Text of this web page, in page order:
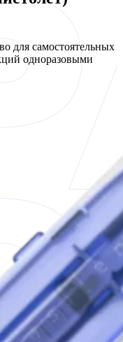
для самостоятельных
одноразовыми